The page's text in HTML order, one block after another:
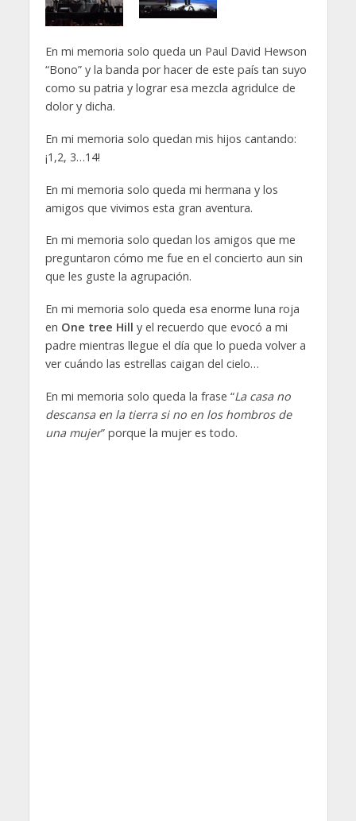
En mi memoria solo queda un Paul David Hewson
“Bono” y la banda por hacer de este país tan suyo
como su patria y lograr esa mezcla agridulce de
dolor y dicha.
En mi memoria solo quedan mis hijos cantando:
¡1,2, 3…14!
En mi memoria solo queda mi hermana y los
amigos que vivimos esta gran aventura.
En mi memoria solo quedan los amigos que me
preguntaron cómo me fue en el concierto aun sin
que les guste la agrupación.
En mi memoria solo queda esa enorme luna roja
en One tree Hill y el recuerdo que evocó a mi
padre mientras llegue el día que lo pueda volver a
ver cuándo las estrellas caigan del cielo…
En mi memoria solo queda la frase “La casa no
descansa en la tierra si no en los hombros de
una mujer” porque la mujer es todo.